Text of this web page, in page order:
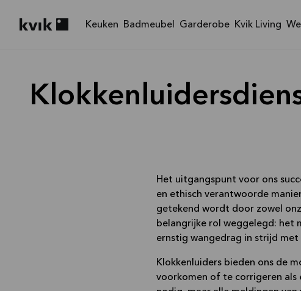
Keuken Badmeubel Garderobe Kvik Living
Het uitgangspunt voor ons
en ethisch verantwoorde
getekend wordt door zowel
belangrijke rol weggelegd: het
ernstig wangedrag in strijd met
Klokkenluiders bieden ons de
voorkomen of te corrigeren als